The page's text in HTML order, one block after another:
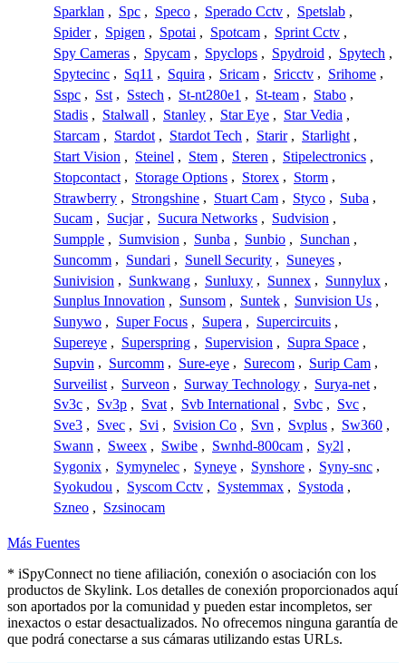
Sparklan , Spc , Speco , Sperado Cctv , Spetslab ,
Spider , Spigen , Spotai , Spotcam , Sprint Cctv ,
Spy Cameras , Spycam , Spyclops , Spydroid , Spytech ,
Spytecinc , Sq11 , Squira , Sricam , Sricctv , Srihome ,
Sspc , Sst , Sstech , St-nt280e1 , St-team , Stabo ,
Stadis , Stalwall , Stanley , Star Eye , Star Vedia ,
Starcam , Stardot , Stardot Tech , Starir , Starlight ,
Start Vision , Steinel , Stem , Steren , Stipelectronics ,
Stopcontact , Storage Options , Storex , Storm ,
Strawberry , Strongshine , Stuart Cam , Styco , Suba ,
Sucam , Sucjar , Sucura Networks , Sudvision ,
Sumpple , Sumvision , Sunba , Sunbio , Sunchan ,
Suncomm , Sundari , Sunell Security , Suneyes ,
Sunivision , Sunkwang , Sunluxy , Sunnex , Sunnylux ,
Sunplus Innovation , Sunsom , Suntek , Sunvision Us ,
Sunywo , Super Focus , Supera , Supercircuits ,
Supereye , Superspring , Supervision , Supra Space ,
Supvin , Surcomm , Sure-eye , Surecom , Surip Cam ,
Surveilist , Surveon , Surway Technology , Surya-net ,
Sv3c , Sv3p , Svat , Svb International , Svbc , Svc ,
Sve3 , Svec , Svi , Svision Co , Svn , Svplus , Sw360 ,
Swann , Sweex , Swibe , Swnhd-800cam , Sy2l ,
Sygonix , Symynelec , Syneye , Synshore , Syny-snc ,
Syokudou , Syscom Cctv , Systemmax , Systoda ,
Szneo , Szsinocam
Más Fuentes
* iSpyConnect no tiene afiliación, conexión o asociación con los
productos de Skylink. Los detalles de conexión proporcionados aquí
son aportados por la comunidad y pueden estar incompletos, ser
inexactos o estar desactualizados. No ofrecemos ninguna garantía de
que podrá conectarse a sus cámaras utilizando estas URLs.